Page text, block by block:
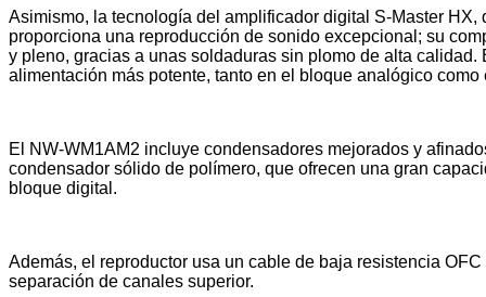
Asimismo, la tecnología del amplificador digital S-Master
proporciona una reproducción de sonido excepcional; su
y pleno, gracias a unas soldaduras sin plomo de alta calidad.
alimentación más potente, tanto en el bloque analógico como
El NW-WM1AM2 incluye condensadores mejorados y
condensador sólido de polímero, que ofrecen una gran
bloque digital.
Además, el reproductor usa un cable de baja resistencia
separación de canales superior.